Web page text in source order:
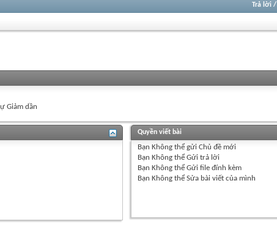
Trả lời/
Giảm dần
Quyền viết bài
Bạn Không thểgửi Chủ đề mới
Bạn Không thểGửi trả lời
Bạn Không thểGửi file đính kèm
Bạn Không thểSửa bài viết của mình